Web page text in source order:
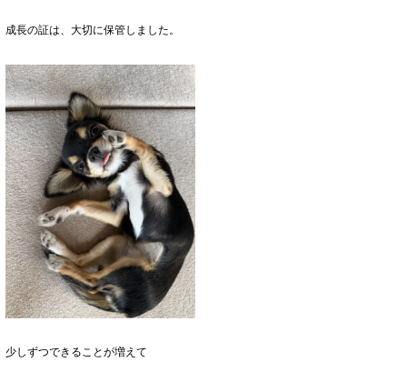
成長の証は、大切に保管しました。
少しずつできることが増えて